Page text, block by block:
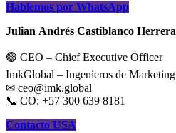
Hablemos por WhatsApp
Julian Andrés Castiblanco Herrera
🟢 CEO – Chief Executive Officer
ImkGlobal – Ingenieros de Marketing
✉ ceo@imk.global
📞 CO: +57 300 639 8181
Contacto USA